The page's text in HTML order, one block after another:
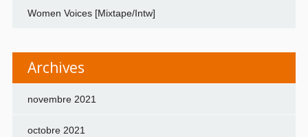
Women Voices [Mixtape/Intw]
Archives
novembre 2021
octobre 2021